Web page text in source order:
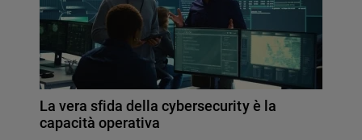
La vera sfida della cybersecurity è la
capacità operativa